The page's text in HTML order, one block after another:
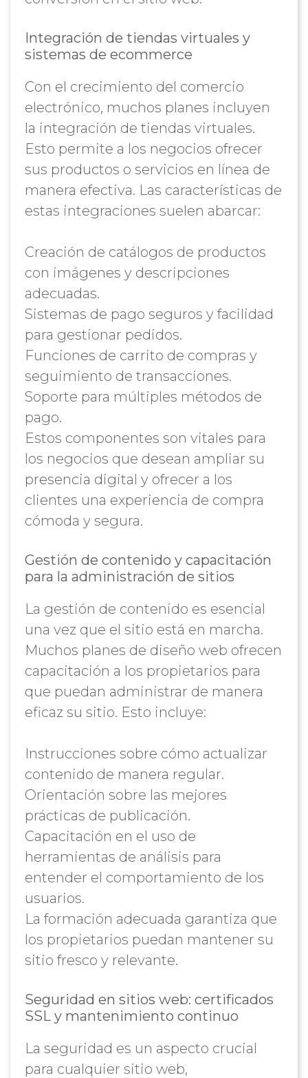
Integración de tiendas virtuales y
sistemas de ecommerce
Con el crecimiento del comercio
electrónico, muchos planes incluyen
la integración de tiendas virtuales.
Esto permite a los negocios ofrecer
sus productos o servicios en línea de
manera efectiva. Las características de
estas integraciones suelen abarcar:
Creación de catálogos de productos
con imágenes y descripciones
adecuadas.
Sistemas de pago seguros y facilidad
para gestionar pedidos.
Funciones de carrito de compras y
seguimiento de transacciones.
Soporte para múltiples métodos de
pago.
Estos componentes son vitales para
los negocios que desean ampliar su
presencia digital y ofrecer a los
clientes una experiencia de compra
cómoda y segura.
Gestión de contenido y capacitación
para la administración de sitios
La gestión de contenido es esencial
una vez que el sitio está en marcha.
Muchos planes de diseño web ofrecen
capacitación a los propietarios para
que puedan administrar de manera
eficaz su sitio. Esto incluye:
Instrucciones sobre cómo actualizar
contenido de manera regular.
Orientación sobre las mejores
prácticas de publicación.
Capacitación en el uso de
herramientas de análisis para
entender el comportamiento de los
usuarios.
La formación adecuada garantiza que
los propietarios puedan mantener su
sitio fresco y relevante.
Seguridad en sitios web: certificados
SSL y mantenimiento continuo
La seguridad es un aspecto crucial
para cualquier sitio web,